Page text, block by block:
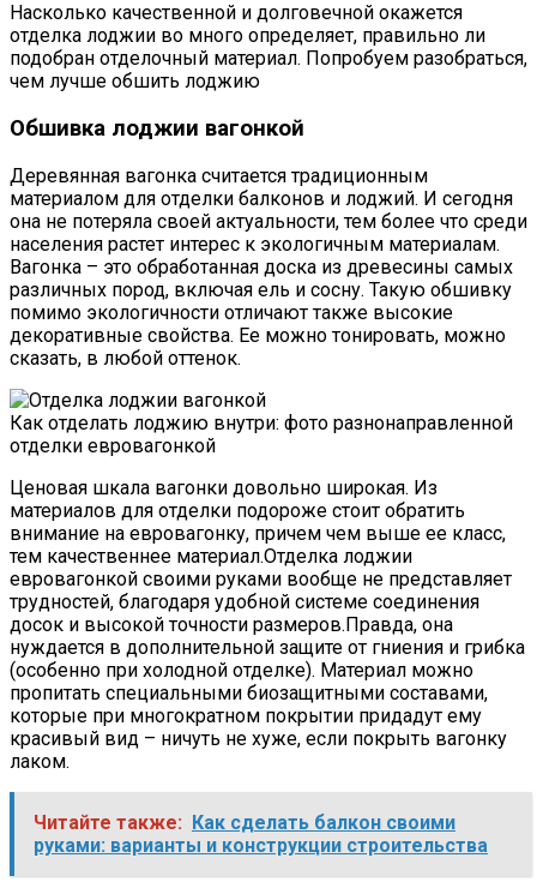
Насколько качественной и долговечной окажется
отделка лоджии во много определяет, правильно ли
подобран отделочный материал. Попробуем разобраться,
чем лучше обшить лоджию
Обшивка лоджии вагонкой
Деревянная вагонка считается традиционным
материалом для отделки балконов и лоджий. И сегодня
она не потеряла своей актуальности, тем более что среди
населения растет интерес к экологичным материалам.
Вагонка – это обработанная доска из древесины самых
различных пород, включая ель и сосну. Такую обшивку
помимо экологичности отличают также высокие
декоративные свойства. Ее можно тонировать, можно
сказать, в любой оттенок.
Как отделать лоджию внутри: фото разнонаправленной
отделки евровагонкой
Ценовая шкала вагонки довольно широкая. Из
материалов для отделки подороже стоит обратить
внимание на евровагонку, причем чем выше ее класс,
тем качественнее материал.Отделка лоджии
евровагонкой своими руками вообще не представляет
трудностей, благодаря удобной системе соединения
досок и высокой точности размеров.Правда, она
нуждается в дополнительной защите от гниения и грибка
(особенно при холодной отделке). Материал можно
пропитать специальными биозащитными составами,
которые при многократном покрытии придадут ему
красивый вид – ничуть не хуже, если покрыть вагонку
лаком.
Читайте также: Как сделать балкон своими
руками: варианты и конструкции строительства